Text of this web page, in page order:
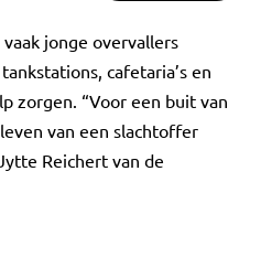
jonge overvallers
cafetaria’s en
zorgen. “Voor een buit van
van een slachtoffer
Reichert van de